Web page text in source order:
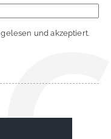
gelesen und akzeptiert.